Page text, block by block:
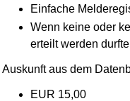
Einfache
Wenn keine oder
erteilt werden
Auskunft aus dem
EUR 15,00